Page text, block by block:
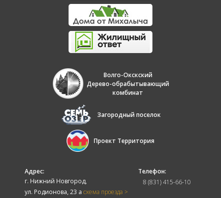
Волго-Окскский
Дерево-обрабытывающий
комбинат
Загородный поселок
Проект Территория
Адрес:
г. Нижний Новгород,
ул. Родионова, 23 а схема проезда >
Телефон:
8 (831) 415-66-10